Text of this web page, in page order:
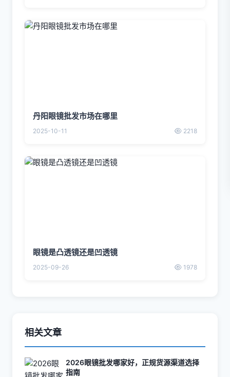
丹阳眼镜批发市场在哪里
2025-10-11 2218
眼镜是凸透镜还是凹透镜
2025-09-26 1978
相关文章
2026眼镜批发哪家好，正规货源渠道选择
指南